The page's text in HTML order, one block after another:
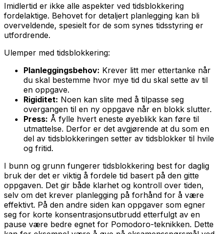
Imidlertid er ikke alle aspekter ved tidsblokkering
fordelaktige. Behovet for detaljert planlegging kan bli
overveldende, spesielt for de som synes tidsstyring er
utfordrende.
Ulemper med tidsblokkering:
Planleggingsbehov: Krever litt mer ettertanke når
du skal bestemme hvor mye tid du skal sette av til
en oppgave.
Rigiditet: Noen kan slite med å tilpasse seg
overgangen til en ny oppgave når en blokk slutter.
Press: Å fylle hvert eneste øyeblikk kan føre til
utmattelse. Derfor er det avgjørende at du som en
del av tidsblokkeringen setter av tidsblokker til hvile
og fritid.
I bunn og grunn fungerer tidsblokkering best for daglig
bruk der det er viktig å fordele tid basert på den gitte
oppgaven. Det gir både klarhet og kontroll over tiden,
selv om det krever planlegging på forhånd for å være
effektivt. På den andre siden kan oppgaver som egner
seg for korte konsentrasjonsutbrudd etterfulgt av en
pause være bedre egnet for Pomodoro-teknikken. Dette